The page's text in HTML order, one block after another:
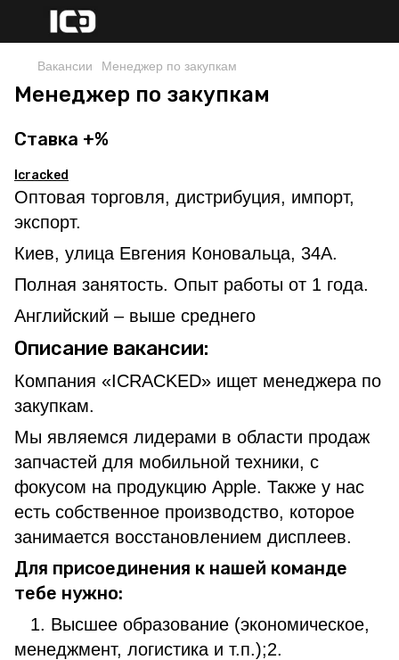
Вакансии Менеджер по закупкам
Менеджер по закупкам
Ставка +%
Icracked
Оптовая торговля, дистрибуция, импорт,
экспорт.
Киев, улица Евгения Коновальца, 34А.
Полная занятость. Опыт работы от 1 года.
Английский – выше среднего
Описание вакансии:
Компания «ICRACKED» ищет менеджера по
закупкам.
Мы являемся лидерами в области продаж
запчастей для мобильной техники, с
фокусом на продукцию Apple. Также у нас
есть собственное производство, которое
занимается восстановлением дисплеев.
Для присоединения к нашей команде
тебе нужно:
1. Высшее образование (экономическое,
менеджмент, логистика и т.п.);2.